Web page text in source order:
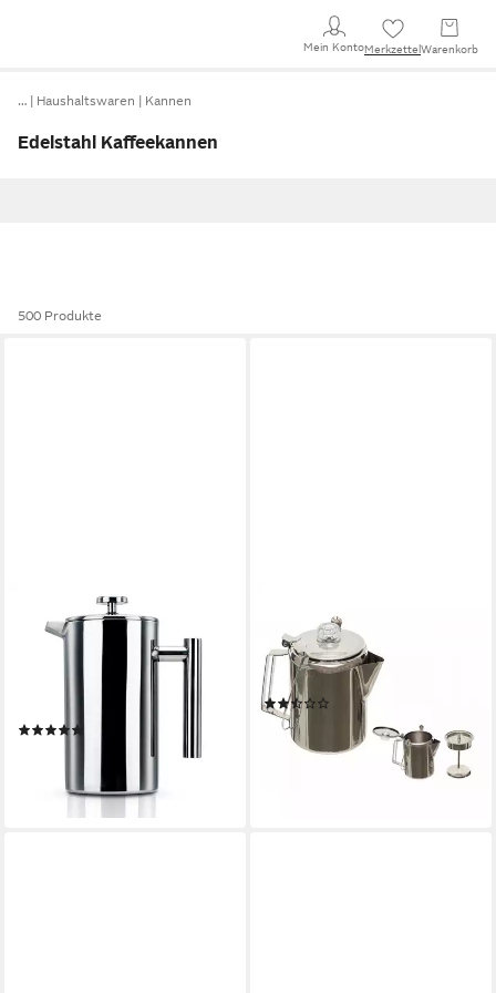
Mein KontoMerkzettel Warenkorb
… Haushaltswaren Kannen
Edelstahl Kaffeekannen
500 Produkte
Kaffeekanne, (1-St),
Kaffeekanne Edelstahl 1l
Kaffeebereiter französisches
50,99 €
lieferbar - in 3-4 Werktagen bei dir
Kaffeekanne Kaffeekanne, mit
Perkolator, Edelstahl, (9
Tassen), 1,5 l, mit Perkolator
ab 37,93 €
lieferbar - in 2-3 Werktagen bei dir